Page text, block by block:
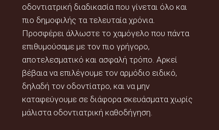
οδοντιατρική διαδικασία που γίνεται όλο και
πιο δημοφιλής τα τελευταία χρόνια.
Προσφέρει άλλωστε το χαμόγελο που πάντα
επιθυμούσαμε με τον πιο γρήγορο,
αποτελεσματικό και ασφαλή τρόπο. Αρκεί
βέβαια να επιλέγουμε τον αρμόδιο ειδικό,
δηλαδή τον οδοντίατρο, και να μην
καταφεύγουμε σε διάφορα σκευάσματα χωρίς
μάλιστα οδοντιατρική καθοδήγηση.